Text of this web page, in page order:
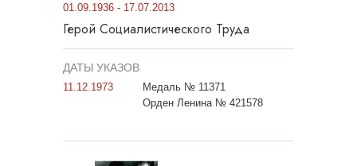
01.09.1936 - 17.07.2013
Герой Социалистического Труда
ДАТЫ УКАЗОВ
11.12.1973
Медаль № 11371
Орден Ленина № 421578